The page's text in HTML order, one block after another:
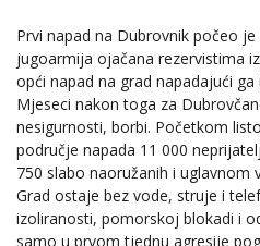
Prvi napad na Dubrovnik počeo
jugoarmija ojačana rezervistima
opći napad na grad napadajući
Mjeseci nakon toga za
nesigurnosti, borbi. Početkom
područje napada 11 000
750 slabo naoružanih i uglavnom
Grad ostaje bez vode, struje i
izoliranosti, pomorskoj blokadi i
samo u prvom tjednu agresije